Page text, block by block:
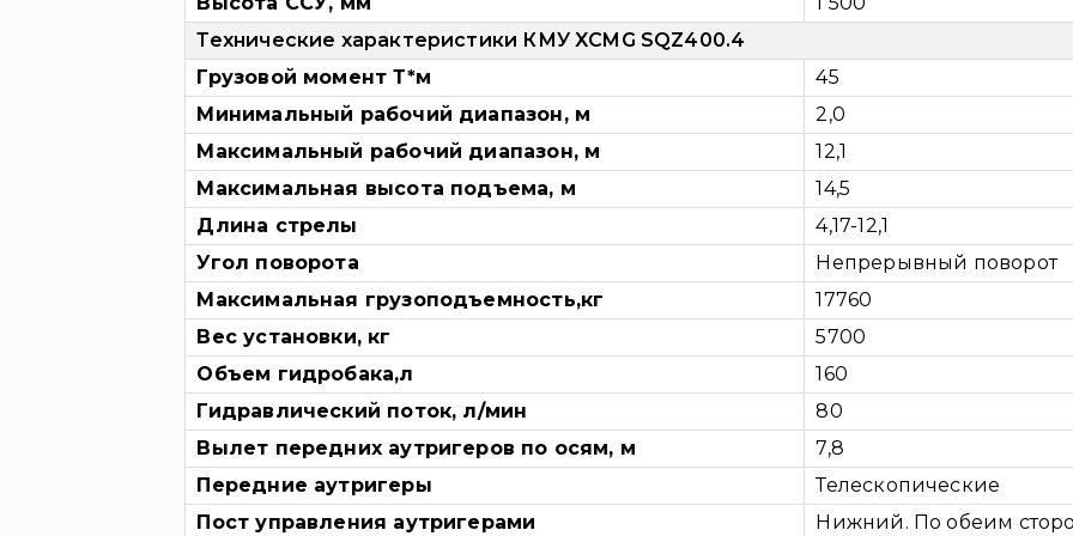
Технические характеристики КМУ XCMG SQZ400.4
Грузовой момент Т*м
45
Минимальный рабочий диапазон, м
2,0
Максимальный рабочий диапазон, м
12,1
Максимальная высота подъема, м
14,5
Длина стрелы
4,17-12,1
Угол поворота
Непрерывный поворот
Максимальная грузоподъемность,кг
17760
Вес установки, кг
5700
Объем гидробака,л
160
Гидравлический поток, л/мин
80
Вылет передних аутригеров по осям, м
7,8
Передние аутригеры
Телескопические
Пост управления аутригерами
Нижний. По обеим